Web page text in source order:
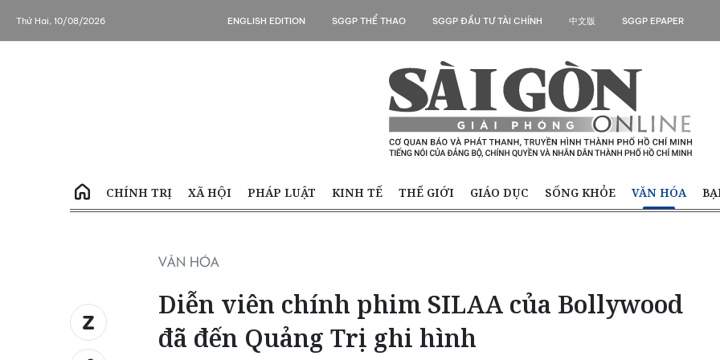
Thứ Hai, 10/08/2026 ENGLISH EDITION SGGP THỂ THAO SGGP ĐẦU TƯ TÀI CHÍNH 中文版 SGGP EPAPER
CHÍNH TRỊ XÃ HỘI PHÁP LUẬT KINH TẾ THẾ GIỚI GIÁO DỤC SỐNG KHỎE VĂN HÓA
VĂN HÓA
Diễn viên chính phim SILAA của Bollywood
đã đến Quảng Trị ghi hình